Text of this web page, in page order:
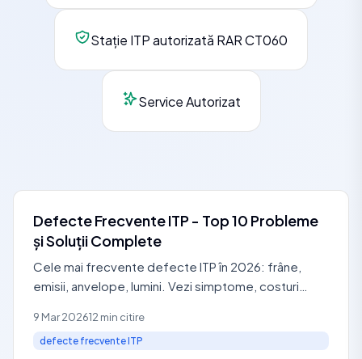
Stație ITP autorizată RAR CT060
Service Autorizat
Defecte Frecvente ITP - Top 10 Probleme
și Soluții Complete
Cele mai frecvente defecte ITP în 2026: frâne,
emisii, anvelope, lumini. Vezi simptome, costuri
Service
9 Mar 202612 min citire
defecte frecvente ITP